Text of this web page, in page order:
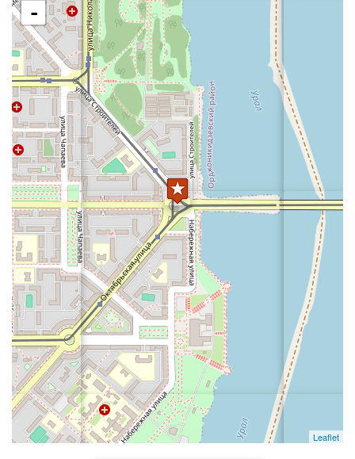
-
Leaflet